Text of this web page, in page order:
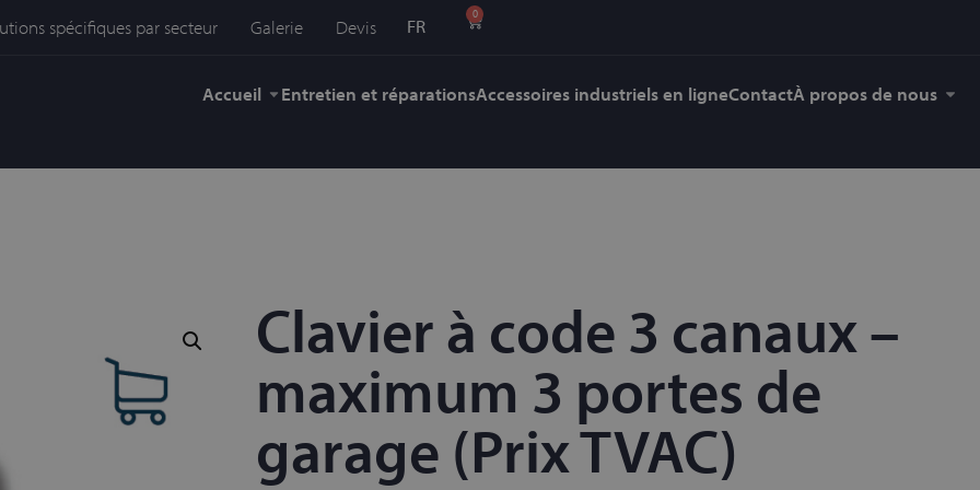
spécifiques par secteur Galerie Devis FR
0
Accueil Entretien et réparationsAccessoires industriels en ligneContactÀ propos de nous
Clavier à code 3 canaux –
maximum 3 portes de
garage (Prix TVAC)